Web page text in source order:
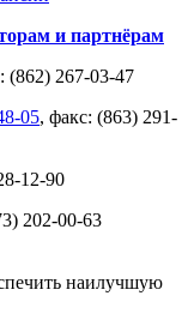
и партнёрам
(862) 267-03-47
05, факс: (863) 291-
12-90
202-00-63
наилучшую